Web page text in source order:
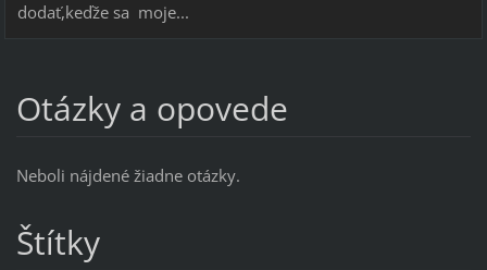
dodať,keďže sa moje...
Otázky a opovede
Neboli nájdené žiadne otázky.
Štítky